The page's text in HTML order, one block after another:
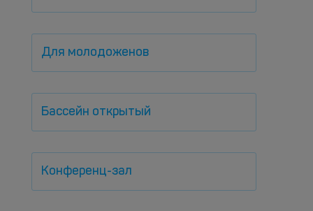
Для молодоженов
Бассейн открытый
Конференц-зал